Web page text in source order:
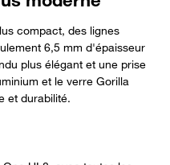
compact, des lignes
6,5 mm d'épaisseur
plus élégant et une prise
et le verre Gorilla
et durabilité.